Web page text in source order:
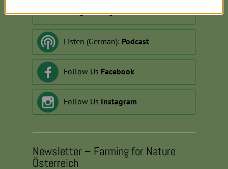
info@farmingfornature.at
Listen (German): Podcast
Follow Us Facebook
Follow Us Instagram
Newsletter – Farming for Nature
Österreich